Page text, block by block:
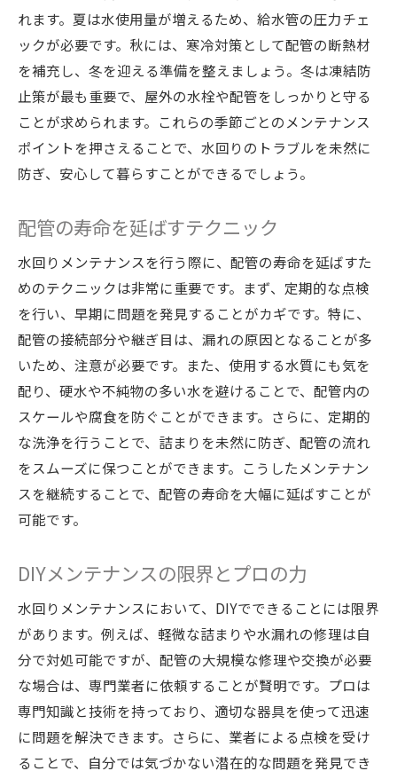
れます。夏は水使用量が増えるため、給水管の圧力チェ
ックが必要です。秋には、寒冷対策として配管の断熱材
を補充し、冬を迎える準備を整えましょう。冬は凍結防
止策が最も重要で、屋外の水栓や配管をしっかりと守る
ことが求められます。これらの季節ごとのメンテナンス
ポイントを押さえることで、水回りのトラブルを未然に
防ぎ、安心して暮らすことができるでしょう。
配管の寿命を延ばすテクニック
水回りメンテナンスを行う際に、配管の寿命を延ばすた
めのテクニックは非常に重要です。まず、定期的な点検
を行い、早期に問題を発見することがカギです。特に、
配管の接続部分や継ぎ目は、漏れの原因となることが多
いため、注意が必要です。また、使用する水質にも気を
配り、硬水や不純物の多い水を避けることで、配管内の
スケールや腐食を防ぐことができます。さらに、定期的
な洗浄を行うことで、詰まりを未然に防ぎ、配管の流れ
をスムーズに保つことができます。こうしたメンテナン
スを継続することで、配管の寿命を大幅に延ばすことが
可能です。
DIYメンテナンスの限界とプロの力
水回りメンテナンスにおいて、DIYでできることには限界
があります。例えば、軽微な詰まりや水漏れの修理は自
分で対処可能ですが、配管の大規模な修理や交換が必要
な場合は、専門業者に依頼することが賢明です。プロは
専門知識と技術を持っており、適切な器具を使って迅速
に問題を解決できます。さらに、業者による点検を受け
ることで、自分では気づかない潜在的な問題を発見でき